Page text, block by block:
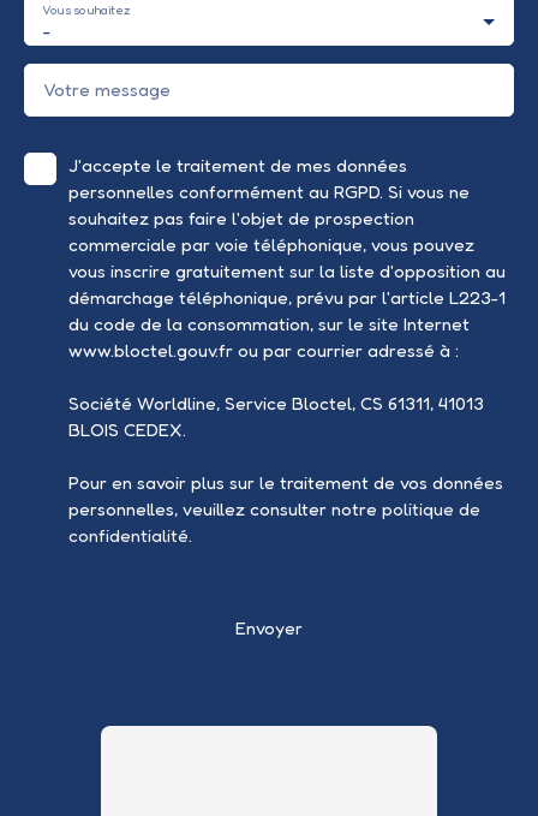
-
Vous souhaitez
Votre message
J'accepte le traitement de mes données
personnelles conformément au RGPD. Si vous ne
souhaitez pas faire l'objet de prospection
commerciale par voie téléphonique, vous pouvez
vous inscrire gratuitement sur la liste d'opposition au
démarchage téléphonique, prévu par l'article L223-1
du code de la consommation, sur le site Internet
www.bloctel.gouv.fr ou par courrier adressé à :
Société Worldline, Service Bloctel, CS 61311, 41013
BLOIS CEDEX.
Pour en savoir plus sur le traitement de vos données
personnelles, veuillez consulter notre politique de
confidentialité.
Envoyer